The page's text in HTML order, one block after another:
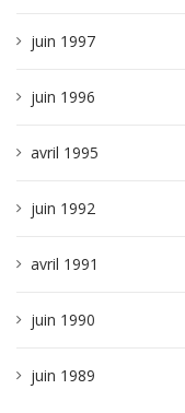
juin 1997
juin 1996
avril 1995
juin 1992
avril 1991
juin 1990
juin 1989